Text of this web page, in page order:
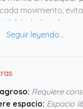
movimiento,
algo clave
es un puntazo para
Requiere
espacio: Espacio